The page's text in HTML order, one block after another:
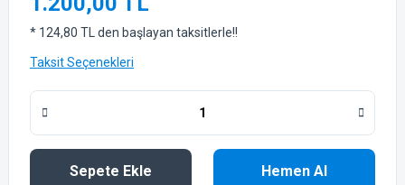
* 124,80 TL den başlayan taksitlerle!!
Taksit Seçenekleri
Sepete Ekle Hemen Al